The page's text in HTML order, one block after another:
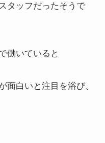
タッフだったそうで
働いていると
面白いと注目を浴び、